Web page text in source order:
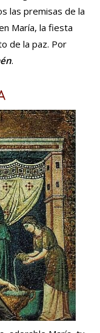
las premisas de la
María, la fiesta
de la paz. Por
.